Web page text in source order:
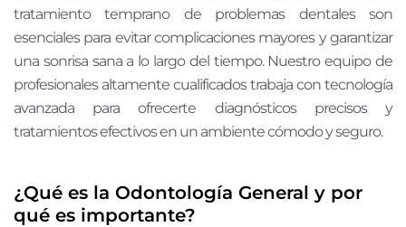
tratamiento temprano de problemas dentales son
esenciales para evitar complicaciones mayores y garantizar
una sonrisa sana a lo largo del tiempo. Nuestro equipo de
profesionales altamente cualificados trabaja con tecnología
avanzada para ofrecerte diagnósticos precisos y
tratamientos efectivos en un ambiente cómodo y seguro.
¿Qué es la Odontología General y por
qué es importante?